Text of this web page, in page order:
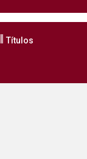
Títulos